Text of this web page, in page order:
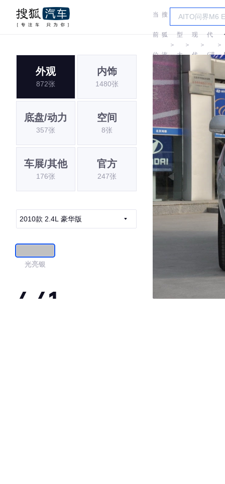
当
前
位
搜
狐
汽
＞
车
型
大
全
＞
现
代
＞
现
代
(进
口)
＞
外观
872张
内饰
1480张
底盘/动力
357张
空间
8张
车展/其他
176张
官方
247张
2010款 2.4L 豪华版
光亮银
4.41